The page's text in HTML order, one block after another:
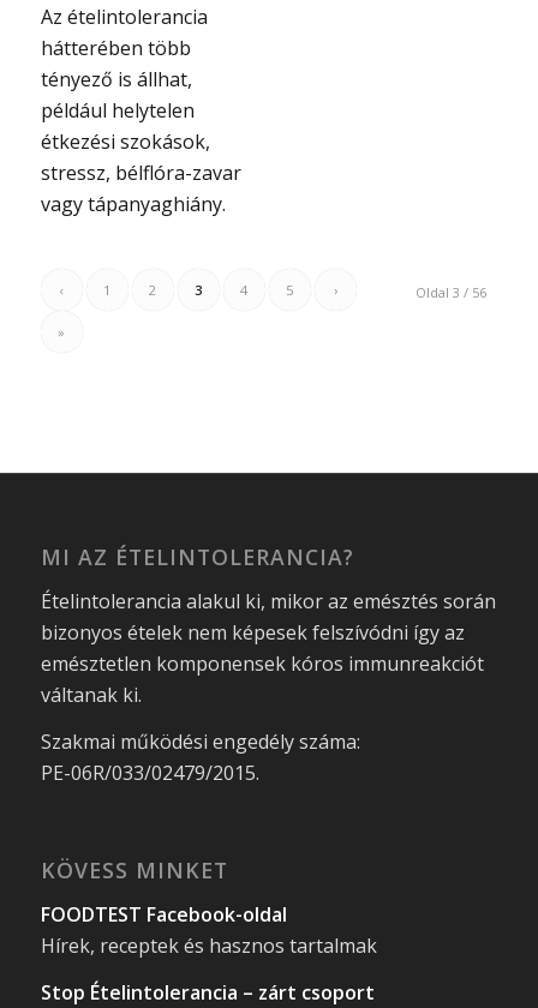
Az ételintolerancia
hátterében több
tényező is állhat,
például helytelen
étkezési szokások,
stressz, bélflóra-zavar
vagy tápanyaghiány.
Oldal 3 / 56
‹ 1 2 3 4 5 ›
»
MI AZ ÉTELINTOLERANCIA?
Ételintolerancia alakul ki, mikor az emésztés során
bizonyos ételek nem képesek felszívódni így az
emésztetlen komponensek kóros immunreakciót
váltanak ki.
Szakmai működési engedély száma:
PE-06R/033/02479/2015.
KÖVESS MINKET
FOODTEST Facebook-oldal
Hírek, receptek és hasznos tartalmak
Stop Ételintolerancia – zárt csoport